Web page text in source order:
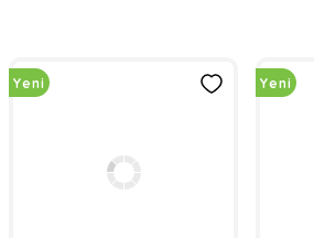
Yeni Yeni